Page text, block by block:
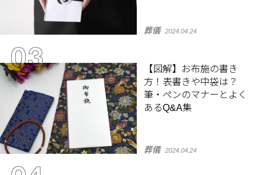
葬儀 2024.04.24
【図解】お布施の書き
方！表書きや中袋は？
筆・ペンのマナーとよく
あるQ&A集
葬儀 2024.04.24